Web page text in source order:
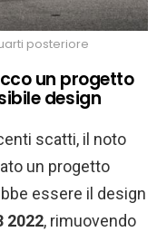
posteriore
un progetto
design
scatti, il noto
un progetto
essere il design
2022, rimuovendo